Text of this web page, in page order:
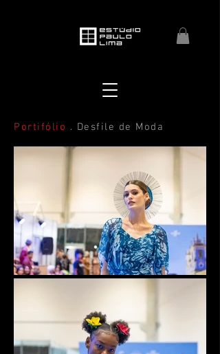
Portifólio . Desfile de Moda